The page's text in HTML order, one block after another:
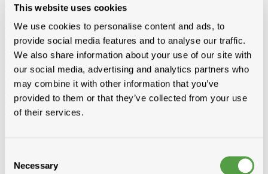
This website uses cookies
We use cookies to personalise content and ads, to
provide social media features and to analyse our traffic.
We also share information about your use of our site with
our social media, advertising and analytics partners who
may combine it with other information that you’ve
provided to them or that they’ve collected from your use
of their services.
Selection
Necessary
160mm
Idelco
Minerale wol (platen en rollen)
Hellend dak
Ursa Knauf Rockwool
Isover
Plat dakRockwool
Wand - Zoldervloer - spouwUrsaIsoverRockwool
Houtvezelisolatie
Vacuumisolatie
Recticel
Kingspan
gereedschap, bij Modde vind je alle toebehoren voor een vlotte,